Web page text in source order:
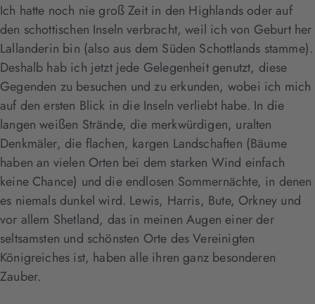
Ich hatte noch nie groß Zeit in den Highlands oder auf
den schottischen Inseln verbracht, weil ich von Geburt her
Lallanderin bin (also aus dem Süden Schottlands stamme).
Deshalb hab ich jetzt jede Gelegenheit genutzt, diese
Gegenden zu besuchen und zu erkunden, wobei ich mich
auf den ersten Blick in die Inseln verliebt habe. In die
langen weißen Strände, die merkwürdigen, uralten
Denkmäler, die flachen, kargen Landschaften (Bäume
haben an vielen Orten bei dem starken Wind einfach
keine Chance) und die endlosen Sommernächte, in denen
es niemals dunkel wird. Lewis, Harris, Bute, Orkney und
vor allem Shetland, das in meinen Augen einer der
seltsamsten und schönsten Orte des Vereinigten
Königreiches ist, haben alle ihren ganz besonderen
Zauber.